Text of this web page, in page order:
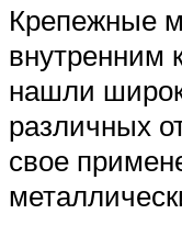
Крепежные
внутренним
нашли
различных
свое